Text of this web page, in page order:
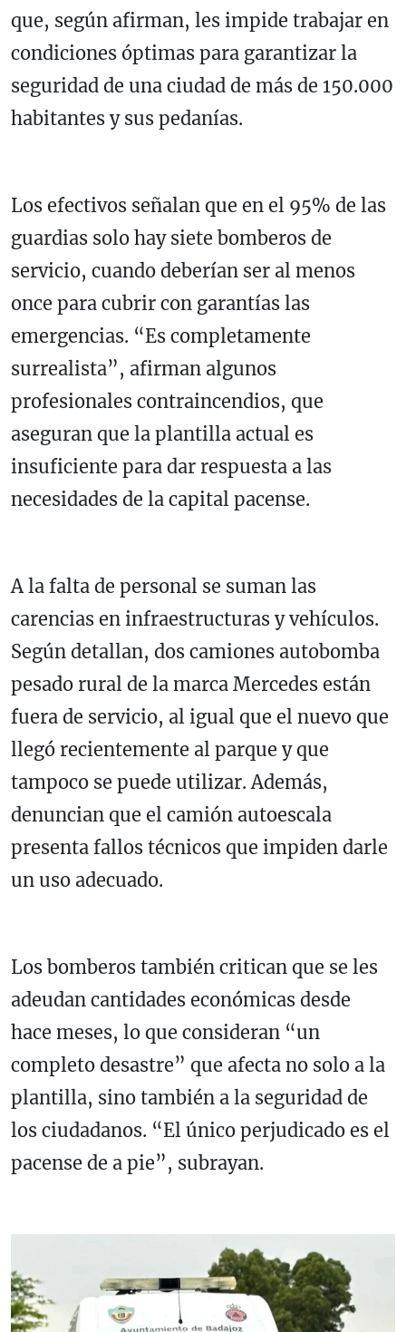
que, según afirman, les impide trabajar en
condiciones óptimas para garantizar la
seguridad de una ciudad de más de 150.000
habitantes y sus pedanías.
Los efectivos señalan que en el 95% de las
guardias solo hay siete bomberos de
servicio, cuando deberían ser al menos
once para cubrir con garantías las
emergencias. “Es completamente
surrealista”, afirman algunos
profesionales contraincendios, que
aseguran que la plantilla actual es
insuficiente para dar respuesta a las
necesidades de la capital pacense.
A la falta de personal se suman las
carencias en infraestructuras y vehículos.
Según detallan, dos camiones autobomba
pesado rural de la marca Mercedes están
fuera de servicio, al igual que el nuevo que
llegó recientemente al parque y que
tampoco se puede utilizar. Además,
denuncian que el camión autoescala
presenta fallos técnicos que impiden darle
un uso adecuado.
Los bomberos también critican que se les
adeudan cantidades económicas desde
hace meses, lo que consideran “un
completo desastre” que afecta no solo a la
plantilla, sino también a la seguridad de
los ciudadanos. “El único perjudicado es el
pacense de a pie”, subrayan.